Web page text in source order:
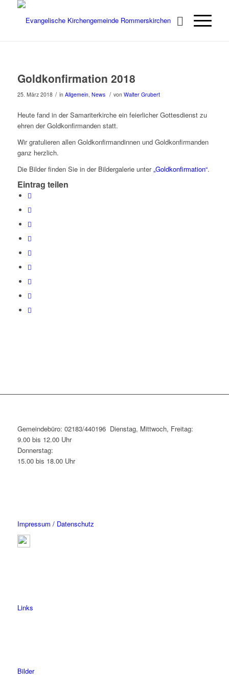
Goldkonfirmation 2018
25. März 2018 / in Allgemein, News / von Walter Grubert
Heute fand in der Samariterkirche ein feierlicher Gottesdienst zu
ehren der Goldkonfirmanden statt.
Wir gratulieren allen Goldkonfirmandinnen und Goldkonfirmanden
ganz herzlich.
Die Bilder finden Sie in der Bildergalerie unter„Goldkonfirmation“.
Eintrag teilen
Gemeindebüro: 02183/440196 Dienstag, Mittwoch, Freitag:
9.00 bis 12.00 Uhr
Donnerstag:
15.00 bis 18.00 Uhr
Impressum / Datenschutz
Links
Bilder